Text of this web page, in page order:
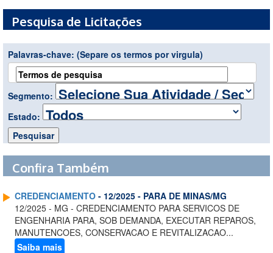
Pesquisa de Licitações
Palavras-chave: (Separe os termos por virgula)
Segmento:
Estado:
Confira Também
CREDENCIAMENTO - 12/2025 - PARA DE MINAS/MG
12/2025 - MG - CREDENCIAMENTO PARA SERVICOS DE
ENGENHARIA PARA, SOB DEMANDA, EXECUTAR REPAROS,
MANUTENCOES, CONSERVACAO E REVITALIZACAO...
Saiba mais